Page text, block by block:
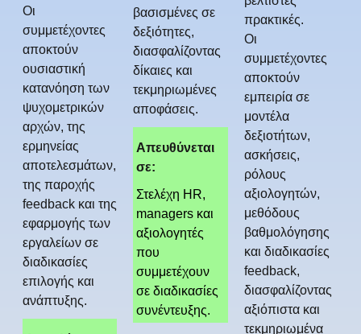
Οι
συμμετέχοντες
αποκτούν
ουσιαστική
κατανόηση των
ψυχομετρικών
αρχών, της
ερμηνείας
αποτελεσμάτων,
της παροχής
feedback και της
εφαρμογής των
εργαλείων σε
διαδικασίες
επιλογής και
ανάπτυξης.
βασισμένες σε
δεξιότητες,
διασφαλίζοντας
δίκαιες και
τεκμηριωμένες
αποφάσεις.
Απευθύνεται
σε:
Στελέχη HR,
managers και
αξιολογητές
που
συμμετέχουν
σε διαδικασίες
συνέντευξης.
πρακτικές.
Οι
συμμετέχοντες
αποκτούν
εμπειρία σε
μοντέλα
δεξιοτήτων,
ασκήσεις,
ρόλους
αξιολογητών,
μεθόδους
βαθμολόγησης
και διαδικασίες
feedback,
διασφαλίζοντας
αξιόπιστα και
τεκμηριωμένα